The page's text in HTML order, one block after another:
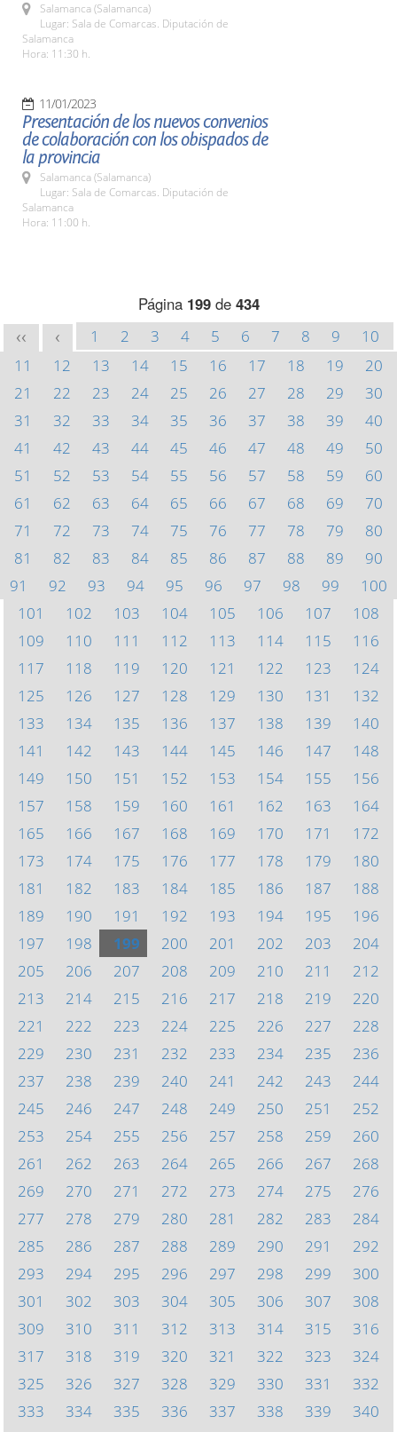
Salamanca (Salamanca)
Lugar: Sala de Comarcas. Diputación de
Salamanca
Hora: 11:30 h.
11/01/2023
Presentación de los nuevos convenios
de colaboración con los obispados de
la provincia
Salamanca (Salamanca)
Lugar: Sala de Comarcas. Diputación de
Salamanca
Hora: 11:00 h.
Página 199de 434
<< < 1 2 3 4 5 6 7 8 9
10
11
12 13 14 15 16 17 18 19
20
21
22 23 24 25 26 27 28 29
30
31
32 33 34 35 36 37 38 39
40
41
42 43 44 45 46 47 48 49
50
51
52 53 54 55 56 57 58 59
60
61
62 63 64 65 66 67 68 69
70
71
72 73 74 75 76 77 78 79
80
81
82 83 84 85 86 87 88 89
90
91
92 93 94 95 96 97 98 99
100
101
102 103 104 105 106 107
108
109
110 111 112 113 114 115
116
117
118 119 120 121 122 123
124
125
126 127 128 129 130 131
132
133
134 135 136 137 138 139
140
141
142 143 144 145 146 147
148
149
150 151 152 153 154 155
156
157
158 159 160 161 162 163
164
165
166 167 168 169 170 171
172
173
174 175 176 177 178 179
180
181
182 183 184 185 186 187
188
189
190 191 192 193 194 195
196
197
198 199 200 201 202 203
204
205
206 207 208 209 210 211
212
213
214 215 216 217 218 219
220
221
222 223 224 225 226 227
228
229
230 231 232 233 234 235
236
237
238 239 240 241 242 243
244
245
246 247 248 249 250 251
252
253
254 255 256 257 258 259
260
261
262 263 264 265 266 267
268
269
270 271 272 273 274 275
276
277
278 279 280 281 282 283
284
285
286 287 288 289 290 291
292
293
294 295 296 297 298 299
300
301
302 303 304 305 306 307
308
309
310 311 312 313 314 315
316
317
318 319 320 321 322 323
324
325
326 327 328 329 330 331
332
333
334 335 336 337 338 339
340